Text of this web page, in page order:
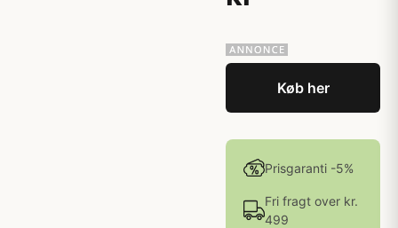
Køb her
Prisgaranti -5%
Fri fragt over kr.
499